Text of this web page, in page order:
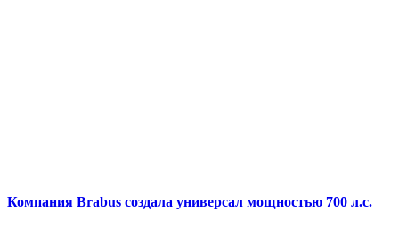
Компания Brabus создала универсал мощностью 700 л.с.